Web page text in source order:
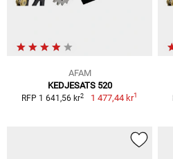
AFAM
KEDJESATS 520
RFP 1 641,56 kr2 1 477,44 kr1